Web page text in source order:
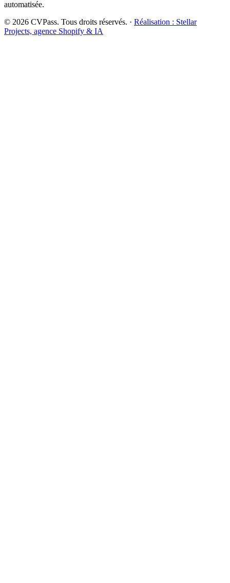
automatisée.
© 2026 CVPass. Tous droits réservés. · Réalisation : Stellar
Projects, agence Shopify & IA